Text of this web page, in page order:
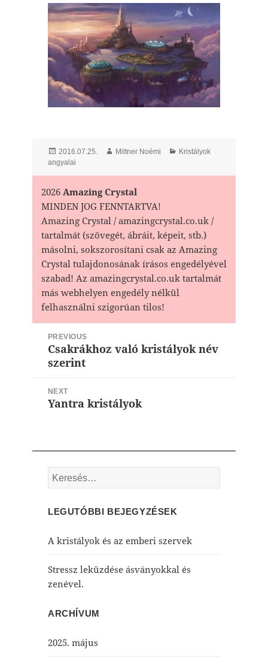
Posted
on
2016.07.25. Author
Miltner Noémi Categories
Kristályok
angyalai
2026Amazing Crystal
MINDEN JOG FENNTARTVA!
Amazing Crystal / amazingcrystal.co.uk /
tartalmát (szövegét, ábráit, képeit, stb.)
másolni, sokszorosítani csak az Amazing
Crystal tulajdonosának írásos engedélyével
szabad! Az amazingcrystal.co.uk tartalmát
más webhelyen engedély nélkül
felhasználni szigorúan tilos!
navigáció
PREVIOUS
Previous
post:
Csakrákhoz való kristályok név
szerint
NEXT
Next
Yantra kristályok
Keresés:
LEGUTÓBBI BEJEGYZÉSEK
A kristályok és az emberi szervek
Stressz leküzdése ásványokkal és
zenével.
ARCHÍVUM
2025. május